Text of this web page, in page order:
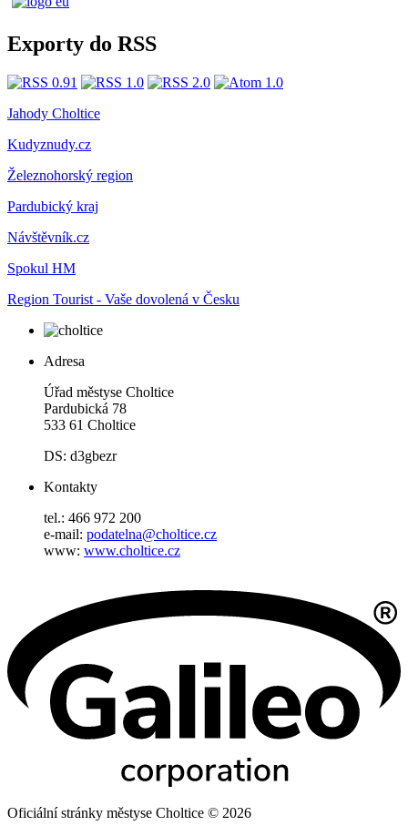
Exporty do RSS
Jahody Choltice
Kudyznudy.cz
Železnohorský region
Pardubický kraj
Návštěvník.cz
Spokul HM
Region Tourist - Vaše dovolená v Česku
Adresa
Úřad městyse Choltice
Pardubická 78
533 61 Choltice
DS: d3gbezr
Kontakty
tel.: 466 972 200
e-mail: podatelna@choltice.cz
www: www.choltice.cz
Oficiální stránky městyse Choltice © 2026